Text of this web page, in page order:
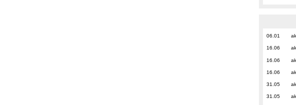
06.01
16.06
16.06
16.06
31.05
31.05